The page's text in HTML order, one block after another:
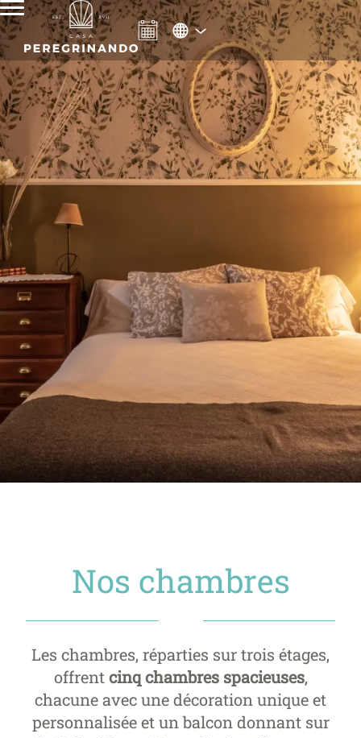
Nos chambres
Les chambres, réparties sur trois étages,
offrentcinq chambres spacieuses,
chacune avec une décoration unique et
personnalisée et un balcon donnant sur